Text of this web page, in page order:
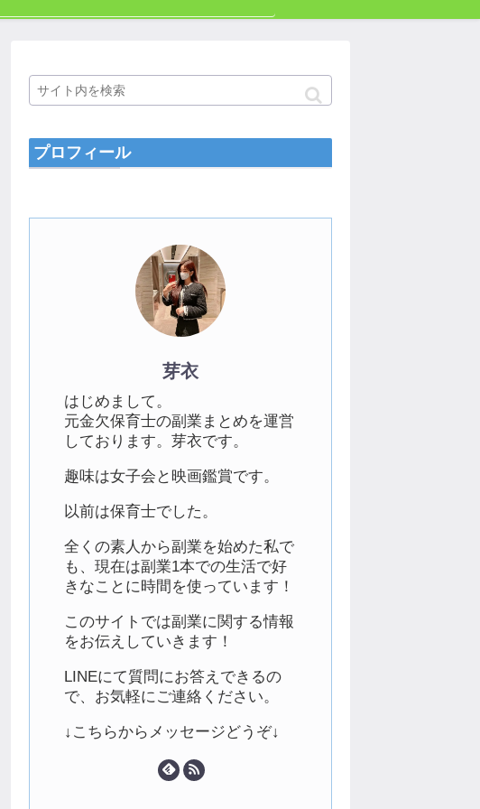
プロフィール
芽衣
はじめまして。
元金欠保育士の副業まとめを運営
しております。芽衣です。
趣味は女子会と映画鑑賞です。
以前は保育士でした。
全くの素人から副業を始めた私で
も、現在は副業1本での生活で好
きなことに時間を使っています！
このサイトでは副業に関する情報
をお伝えしていきます！
LINEにて質問にお答えできるの
で、お気軽にご連絡ください。
↓こちらからメッセージどうぞ↓